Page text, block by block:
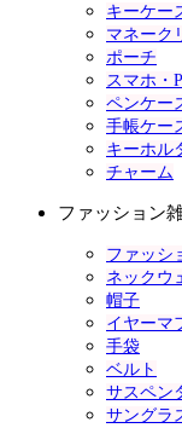
キーケー
マネーク
ポーチ
スマホ・
ペンケー
手帳ケー
キーホル
チャーム
ファッション
ファッシ
ネックウ
帽子
イヤーマ
手袋
ベルト
サスペン
サングラ